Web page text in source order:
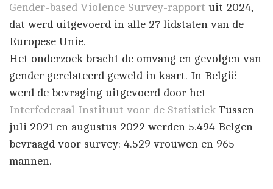
Gender-based Violence Survey-rapport uit 2024,
dat werd uitgevoerd in alle 27 lidstaten van de
Europese Unie.
Het onderzoek bracht de omvang en gevolgen van
gender gerelateerd geweld in kaart. In België
werd de bevraging uitgevoerd door het
Interfederaal Instituut voor de Statistiek Tussen
juli 2021 en augustus 2022 werden 5.494 Belgen
bevraagd voor survey: 4.529 vrouwen en 965
mannen.